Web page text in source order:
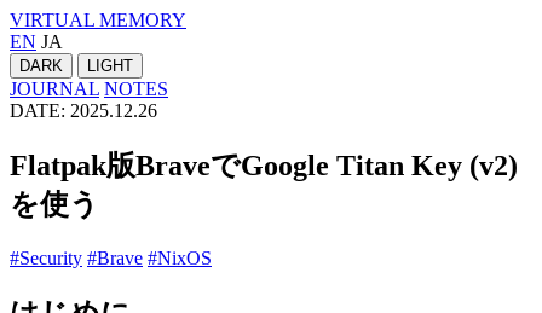
VIRTUAL MEMORY
EN JA
DARK LIGHT
JOURNAL NOTES
DATE: 2025.12.26
Flatpak版BraveでGoogle Titan Key (v2)
を使う
#Security #Brave #NixOS